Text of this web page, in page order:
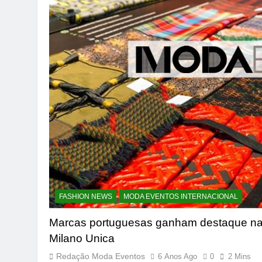
FASHION NEWS MODA EVENTOS INTERNACIONAL
Marcas portuguesas ganham destaque
Milano Unica
Redação Moda Eventos 6 Anos Ago 0 2 Mins